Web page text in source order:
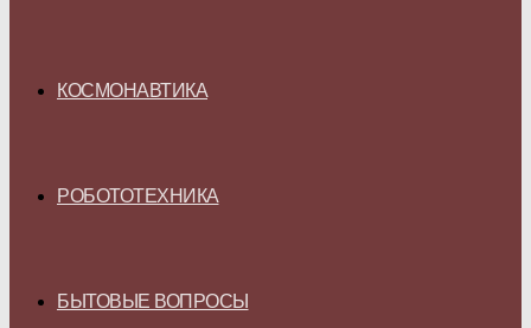
КОСМОНАВТИКА
РОБОТОТЕХНИКА
БЫТОВЫЕ ВОПРОСЫ